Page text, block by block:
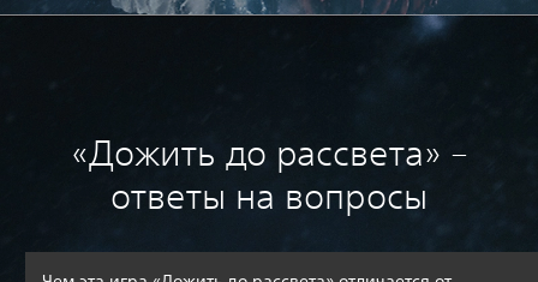
«Дожить до рассвета» –
ответы на вопросы